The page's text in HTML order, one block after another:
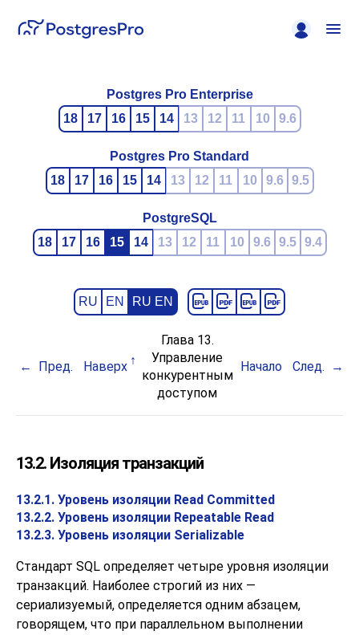
Postgres Pro Enterprise
18
17 16 15 14 13 12 11 10 9.6
Postgres Pro Standard
18
17 16 15 14 13 12 11 10 9.6 9.5
PostgreSQL
18
17 16 15 14 13 12 11 10 9.6 9.5 9.4
RU EN RU EN
Пред. Наверх
Глава 13.
Управление
конкурентным
доступом
Начало След.
13.2. Изоляция транзакций
13.2.1. Уровень изоляции Read Committed
13.2.2. Уровень изоляции Repeatable Read
13.2.3. Уровень изоляции Serializable
Стандарт SQL определяет четыре уровня изоляции
транзакций. Наиболее строгий из них —
сериализуемый, определяется одним абзацем,
говорящем, что при параллельном выполнении